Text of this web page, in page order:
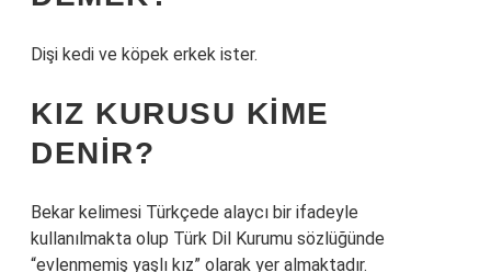
Dişi kedi ve köpek erkek ister.
KIZ KURUSU KIME
DENIR?
Bekar kelimesi Türkçede alaycı bir ifadeyle
kullanılmakta olup Türk Dil Kurumu sözlüğünde
“evlenmemiş yaşlı kız” olarak yer almaktadır.